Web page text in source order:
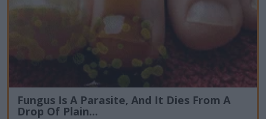
Fungus Is A Parasite, And It Dies From A
Drop Of Plain...